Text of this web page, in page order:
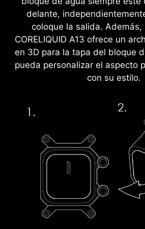
delante,
coloque la salida. Además,
CORELIQUID A13 ofrece un
en 3D para la tapa del bloque
pueda personalizar el aspecto
con su estilo.